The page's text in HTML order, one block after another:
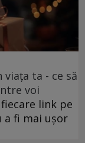
ta - ce să
voi
link pe
fi mai ușor